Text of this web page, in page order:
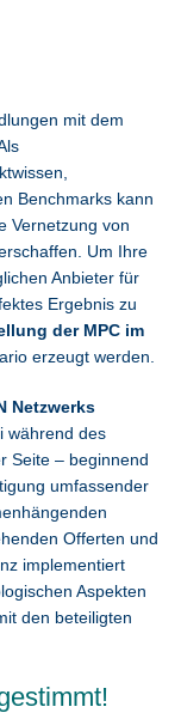
mit dem
Benchmarks kann
Vernetzung von
Um Ihre
Anbieter für
Ergebnis zu
der MPC im
erzeugt werden.
Netzwerks
während des
Seite – beginnend
umfassender
Offerten und
implementiert
Aspekten
den beteiligten